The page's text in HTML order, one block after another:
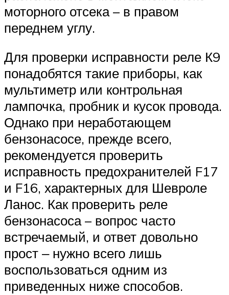
моторного отсека – в правом
переднем углу.
Для проверки исправности реле К9
понадобятся такие приборы, как
мультиметр или контрольная
лампочка, пробник и кусок провода.
Однако при неработающем
бензонасосе, прежде всего,
рекомендуется проверить
исправность предохранителей F17
и F16, характерных для Шевроле
Ланос. Как проверить реле
бензонасоса – вопрос часто
встречаемый, и ответ довольно
прост ‒ нужно всего лишь
воспользоваться одним из
приведенных ниже способов.